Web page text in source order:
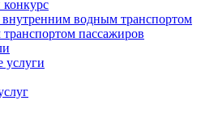
внутренним водным транспортом
пассажиров